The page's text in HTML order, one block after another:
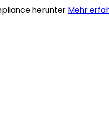
herunter Mehr